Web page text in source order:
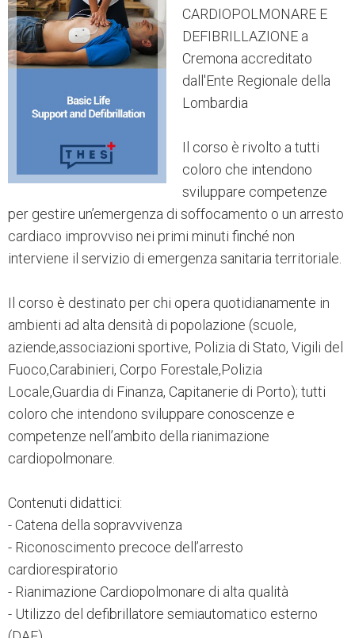
CARDIOPOLMONARE E
DEFIBRILLAZIONE a
Cremona accreditato
dall'Ente Regionale della
Lombardia
Il corso è rivolto a tutti
coloro che intendono
sviluppare competenze
per gestire un’emergenza di soffocamento o un arresto
cardiaco improvviso nei primi minuti finché non
interviene il servizio di emergenza sanitaria territoriale.
Il corso è destinato per chi opera quotidianamente in
ambienti ad alta densità di popolazione (scuole,
aziende,associazioni sportive, Polizia di Stato, Vigili del
Fuoco,Carabinieri, Corpo Forestale,Polizia
Locale,Guardia di Finanza, Capitanerie di Porto); tutti
coloro che intendono sviluppare conoscenze e
competenze nell’ambito della rianimazione
cardiopolmonare.
Contenuti didattici:
- Catena della sopravvivenza
- Riconoscimento precoce dell’arresto
cardiorespiratorio
- Rianimazione Cardiopolmonare di alta qualità
- Utilizzo del defibrillatore semiautomatico esterno